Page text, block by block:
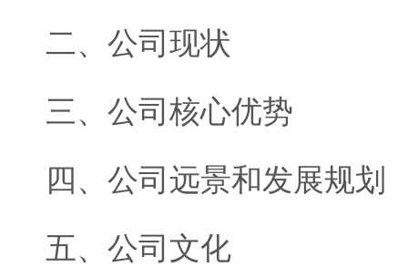
二、公司现状
三、公司核心优势
四、公司远景和发展规划
五、公司文化